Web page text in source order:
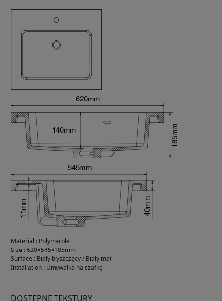
Material : Polymarble
Size :620×545×185mm
Surface : Biały błyszczący / Biały mat
Installation : Umywalka na szafkę
DOSTĘPNE TEKSTURY